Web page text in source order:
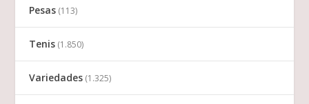
Pesas (113)
Tenis (1.850)
Variedades (1.325)